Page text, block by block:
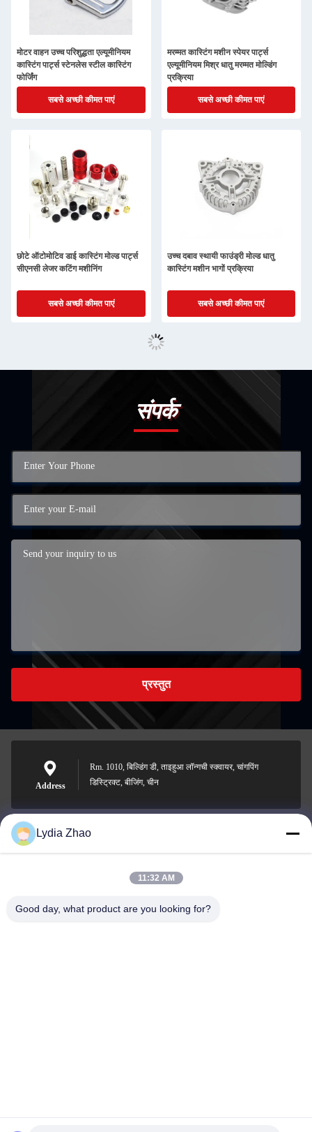
मोटर वाहन उच्च परिशुद्धता एल्यूमीनियम
कास्टिंग पार्ट्स स्टेनलेस स्टील कास्टिंग
फोर्जिंग
सबसे अच्छी कीमत पाएं
मरम्मत कास्टिंग मशीन स्पेयर पार्ट्स
एल्यूमीनियम मिश्र धातु मरम्मत मोल्डिंग
प्रक्रिया
सबसे अच्छी कीमत पाएं
छोटे ऑटोमोटिव डाई कास्टिंग मोल्ड पार्ट्स
सीएनसी लेजर कटिंग मशीनिंग
सबसे अच्छी कीमत पाएं
उच्च दबाव स्थायी फाउंड्री मोल्ड धातु
कास्टिंग मशीन भागों प्रक्रिया
सबसे अच्छी कीमत पाएं
संपर्क
प्रस्तुत
Address
Rm. 1010, बिल्डिंग डी, ताइहुआ लॉन्गची स्क्वायर, चांगपिंग
डिस्ट्रिक्ट, बीजिंग, चीन
jesingd@vip.sina.com
Lydia Zhao
11:32 AM
Good day, what product are you looking for?